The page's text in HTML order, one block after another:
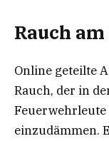
Rauch
Online geteilte
Rauch, der in
einzudämmen.